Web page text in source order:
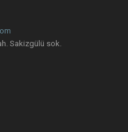
Sakizgülü sok.